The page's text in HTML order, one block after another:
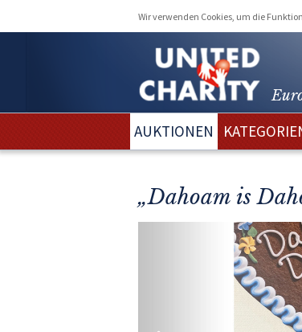
Wir verwenden Cookies, um die
AUKTIONEN
„Dahoam is